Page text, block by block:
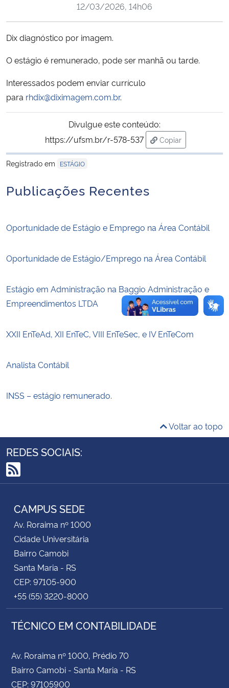
Ministério da Saúde
Ministério de Minas e Energia
Ministério da Ciência, Tecnologia, Inovações e Comunicações
Ministério do Turismo
Controladoria-Geral da União
Ministério da Mulher, da Família e dos Direitos Humanos
Gabinete de Segurança Institucional
Advocacia-Geral da União
Banco Central do Brasil
12/03/2026, 14h06
Dix diagnóstico por imagem.
O estágio é remunerado, pode ser manhã ou tarde.
Interessados podem enviar currículo
para rhdix@diximagem.com.br.
Divulgue este conteúdo:
https://ufsm.br/r-578-537
Copiar
para área de
Registrado em
ESTÁGIO
Publicações Recentes
Oportunidade de Estágio e Emprego na Área Contábil
Oportunidade de Estágio/Emprego na Área Contábil
Estágio em Administração na Baggio Administração e
Empreendimentos LTDA
XXII EnTeAd, XII EnTeC, VIII EnTeSec, e IV EnTeCom
Analista Contábil
INSS – estágio remunerado.
Voltar ao topo
REDES SOCIAIS:
RSS
CAMPUS SEDE
Av. Roraima nº 1000
Cidade Universitária
Bairro Camobi
Santa Maria - RS
CEP: 97105-900
+55 (55) 3220-8000
TÉCNICO EM CONTABILIDADE
Av. Roraima nº 1000, Prédio 70
Bairro Camobi - Santa Maria - RS
CEP: 97105900